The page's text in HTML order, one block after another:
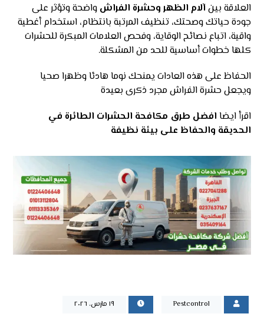
العلاقة بينآلام الظهر وحشرة الفراش واضحة وتؤثر على
جودة حياتك وصحتك، تنظيف المرتبة بانتظام، استخدام أغطية
واقية، اتباع نصائح الوقاية، وفحص العلامات المبكرة للحشرات
كلها خطوات أساسية للحد من المشكلة.
الحفاظ على هذه العادات يمنحك نوما هادئا وظهرا صحيا
ويجعل حشرة الفراش مجرد ذكرى بعيدة
اقرأ ايضا افضل طرق مكافحة الحشرات الطائرة في
الحديقة والحفاظ على بيئة نظيفة
Pestcontrol ١٩ مارس، ٢٠٢٦